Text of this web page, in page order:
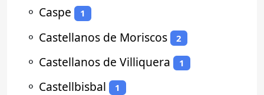
⚬ Caspe 1
⚬ Castellanos de Moriscos 2
⚬ Castellanos de Villiquera 1
⚬ Castellbisbal 1